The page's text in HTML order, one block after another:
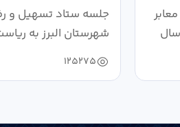
جلسه ستاد تسهیل و
شهرستان البرز به
125275